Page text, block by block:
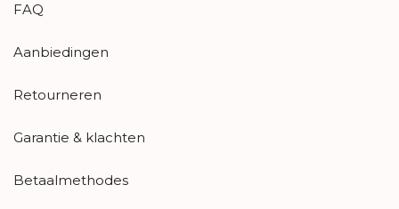
FAQ
Aanbiedingen
Retourneren
Garantie & klachten
Betaalmethodes